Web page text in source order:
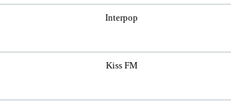
Interpop
Kiss FM